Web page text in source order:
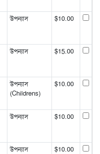
উপন্যাস $10.00
উপন্যাস $15.00
উপন্যাস
(Childrens)
$10.00
উপন্যাস $10.00
উপন্যাস
$10.00